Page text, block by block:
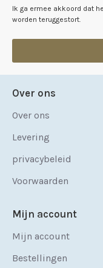
Ik ga ermee akkoord dat
worden teruggestort.
Over ons
Over ons
Levering
privacybeleid
Voorwaarden
Mijn account
Mijn account
Bestellingen